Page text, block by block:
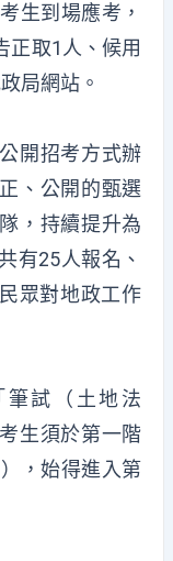
生到場應考，
正取1人、候用
局網站。
開招考方式辦
、公開的甄選
，持續提升為
有25人報名、
眾對地政工作
試（土地法
生須於第一階
，始得進入第